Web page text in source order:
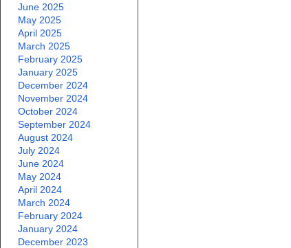
June 2025
May 2025
April 2025
March 2025
February 2025
January 2025
December 2024
November 2024
October 2024
September 2024
August 2024
July 2024
June 2024
May 2024
April 2024
March 2024
February 2024
January 2024
December 2023